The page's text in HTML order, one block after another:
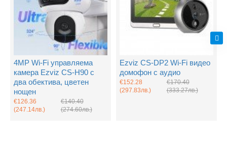
4MP Wi-Fi управляема
камера Ezviz CS-H90 с
два обектива, цветен
нощен
€126.36
(247.14лв.)
€140.40
(274.60лв.)
Ezviz CS-DP2 Wi-Fi видео
домофон с аудио
€152.28
(297.83лв.)
€170.40
(333.27лв.)